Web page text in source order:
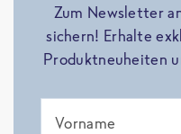
Zum Newsletter
sichern! Erhalte
Produktneuheiten
Vorname